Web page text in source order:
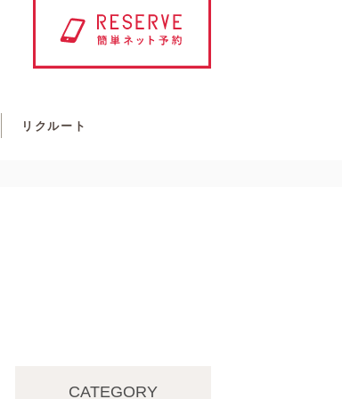
リクルート
CATEGORY